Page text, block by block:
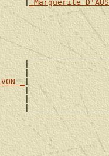
|
_Marguerite
_|